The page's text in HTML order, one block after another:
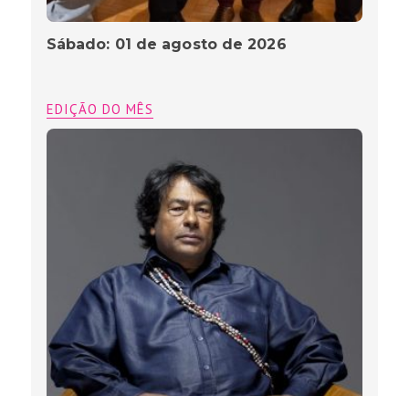
Sábado: 01 de agosto de 2026
EDIÇÃO DO MÊS